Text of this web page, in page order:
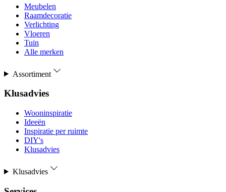
Meubelen
Raamdecoratie
Verlichting
Vloeren
Tuin
Alle merken
Assortiment
Klusadvies
Wooninspiratie
Ideeën
Inspiratie per ruimte
DIY's
Klusadvies
Klusadvies